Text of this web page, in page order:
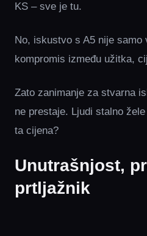
KS – sve je tu.
No, iskustvo s A5 nije samo
kompromis između užitka,
Zato zanimanje za stvarna
ne prestaje. Ljudi stalno
ta cijena?
Unutrašnjost,
prtljažnik